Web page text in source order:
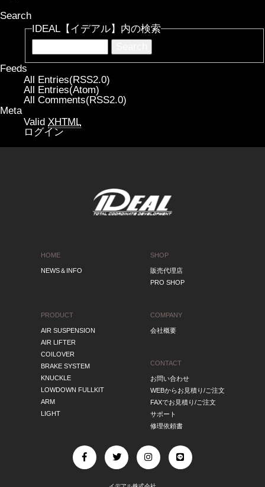
Search
IDEAL【イデアル】内の検索
Feeds
All Entries(RSS2.0)
All Entries(Atom)
All Comments(RSS2.0)
Meta
Valid XHTML
ログイン
HOME
NEWS＆INFO
PRODUCT
AIR SUSPENSION
AIR LIFTER
COILOVER
BRAKE SYSTEM
KNUCKLE
LOWDOWN FULLKIT
ARM
LIGHT
SHOP
販売代理店
PRO SHOP
COMPANY
会社概要
CONTACT
お問い合わせ
WEBからお見積り/ご注文
FAXでお見積り/ご注文
サポート
修理依頼書